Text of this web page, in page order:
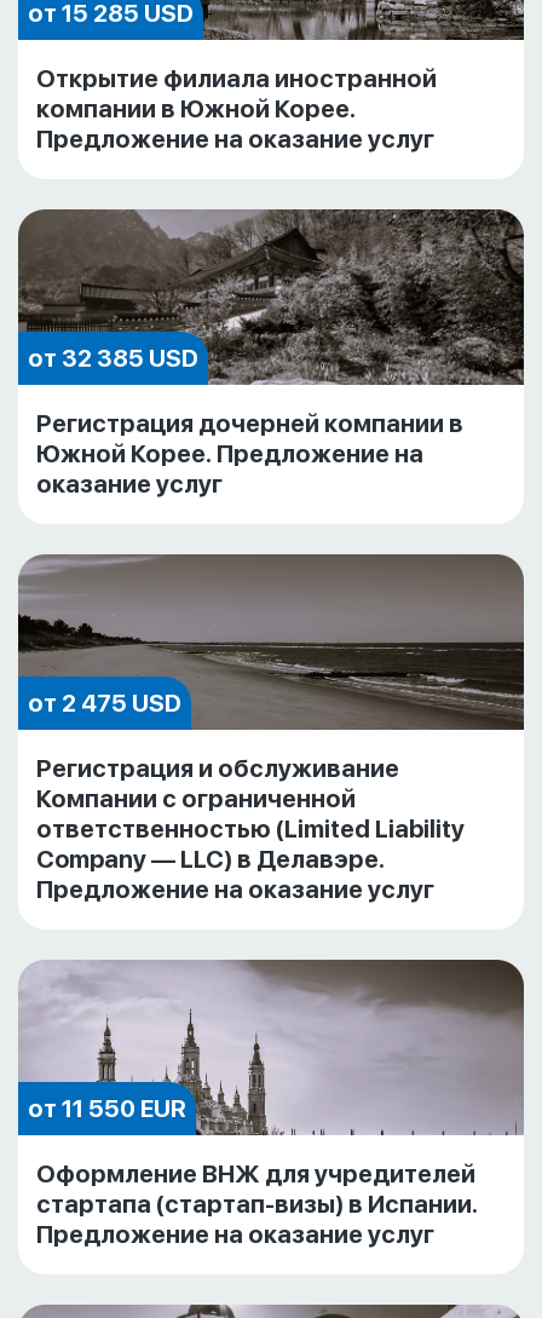
от 15 285 USD
Открытие филиала иностранной
компании в Южной Корее.
Предложение на оказание услуг
от 32 385 USD
Регистрация дочерней компании в
Южной Корее. Предложение на
оказание услуг
от 2 475 USD
Регистрация и обслуживание
Компании с ограниченной
ответственностью (Limited Liability
Company — LLC) в Делавэре.
Предложение на оказание услуг
от 11 550 EUR
Оформление ВНЖ для учредителей
стартапа (стартап-визы) в Испании.
Предложение на оказание услуг